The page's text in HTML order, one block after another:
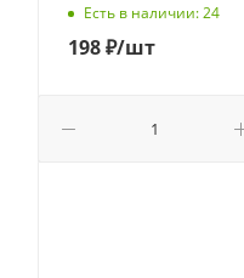
Есть в наличии: 24
198₽/шт